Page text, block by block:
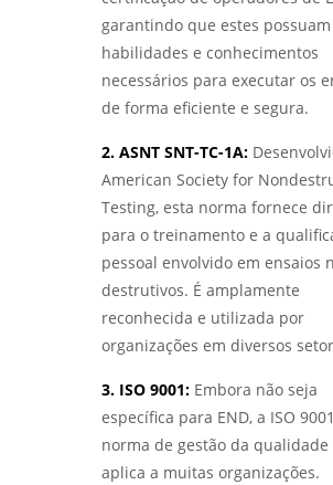
EFICAZMENTE - LABMETAL
COMO ESCOLHER O MELHOR
ENSAIOS MECÂNICOS E
LABMETAL
ENSAIOS MECÂNICOS E MATERIAIS
- LABMETAL
SERVIÇO DE QUALIFICAÇÃO DE
PARA AUMENTAR SUAS
PROFISSIONAIS - LABMETAL
INSPETOR DE SOLDA QUALIFICAÇÃO:
ÁREA - LABMETAL
ENSAIOS MECÂNICOS: COMO
QUALIDADE E A SEGURANÇA DOS
UTILIZADOS - LABMETAL
garantindo que estes possuam
habilidades e conhecimentos
necessários para executar os
de forma eficiente e segura.
2. ASNT SNT-TC-1A:
American Society for
Testing, esta norma fornece
para o treinamento e a
pessoal envolvido em ensaios
destrutivos. É amplamente
reconhecida e utilizada por
organizações em diversos
3. ISO 9001:Embora não seja
específica para END, a ISO
norma de gestão da qualidade
aplica a muitas organizações.